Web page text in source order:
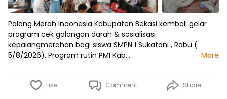
Palang Merah Indonesia Kabupaten Bekasi kembali gelar
program cek golongan darah & sosialisasi
kepalangmerahan bagi siswa SMPN 1 Sukatani , Rabu (
5/8/2026). Program rutin PMI Kab…
More
Like Comment Share